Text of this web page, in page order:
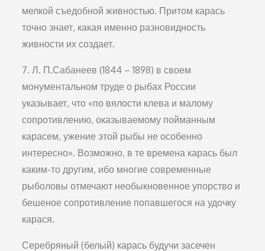
мелкой съедобной живностью. Притом карась
точно знает, какая именно разновидность
живности их создает.
7. Л. П.Сабанеев (1844 – 1898) в своем
монументальном труде о рыбах России
указывает, что «по вялости клева и малому
сопротивлению, оказываемому пойманным
карасем, ужение этой рыбы не особенно
интересно». Возможно, в те времена карась был
каким-то другим, ибо многие современные
рыболовы отмечают необыкновенное упорство и
бешеное сопротивление попавшегося на удочку
карася.
Серебряный (белый) карась будучи засечен